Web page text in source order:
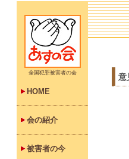
全国犯罪被害者の会
HOME
会の紹介
被害者の今
意